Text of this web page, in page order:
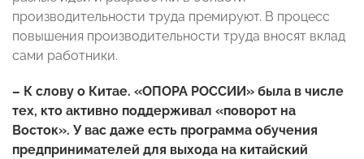
производительности труда премируют. В процесс
повышения производительности труда вносят вклад
сами работники.
– К слову о Китае. «ОПОРА РОССИИ» была в числе
тех, кто активно поддерживал «поворот на
Восток». У вас даже есть программа обучения
предпринимателей для выхода на китайский